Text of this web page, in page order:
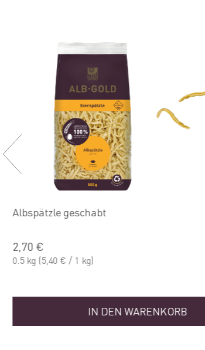
Albspätzle geschabt
2,70 €
0.5 kg (5,40 € / 1 kg)
IN DEN WARENKORB